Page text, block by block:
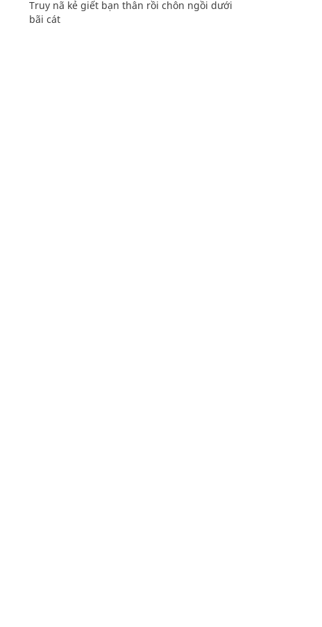
Truy nã kẻ giết bạn thân rồi chôn ngồi dưới
bãi cát